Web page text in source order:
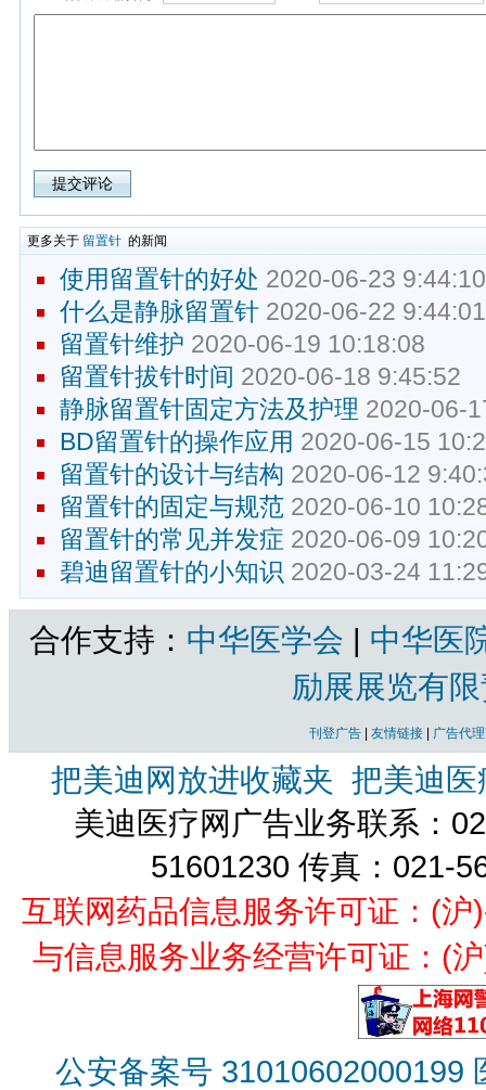
更多关于 留置针 的新闻
使用留置针的好处 2020-06-23 9:44:10
什么是静脉留置针 2020-06-22 9:44:01
留置针维护 2020-06-19 10:18:08
留置针拔针时间 2020-06-18 9:45:52
静脉留置针固定方法及护理 2020-06-
BD留置针的操作应用 2020-06-15
留置针的设计与结构 2020-06-12
留置针的固定与规范 2020-06-10
留置针的常见并发症 2020-06-09
碧迪留置针的小知识 2020-03-24
合作支持： 中华医学会 | 中华医
励展展览有
刊登广告 友情链接 广告代
把美迪网放进收藏夹 把美迪
美迪医疗网广告业务联系：
51601230 传真：021-
互联网药品信息服务许可证：(
与信息服务业务经营许可证：(
公安备案号 31010602000199